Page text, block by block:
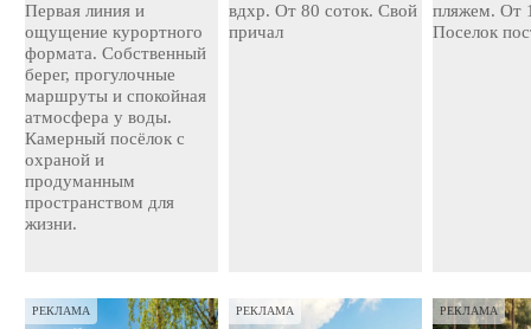
Первая линия и
ощущение курортного
формата. Собственный
берег, прогулочные
маршруты и спокойная
атмосфера у воды.
Камерный посёлок с
охраной и
продуманным
пространством для
жизни.
вдхр. От 80 соток. Свой
причал
пляжем. От
Поселок
РЕКЛАМА РЕКЛАМА РЕКЛАМА